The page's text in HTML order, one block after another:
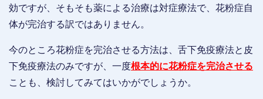
効ですが、そもそも薬による治療は対症療法で、花粉症自
体が完治する訳ではありません。
今のところ花粉症を完治させる方法は、舌下免疫療法と皮
下免疫療法のみですが、一度根本的に花粉症を完治させる
ことも、検討してみてはいかがでしょうか。